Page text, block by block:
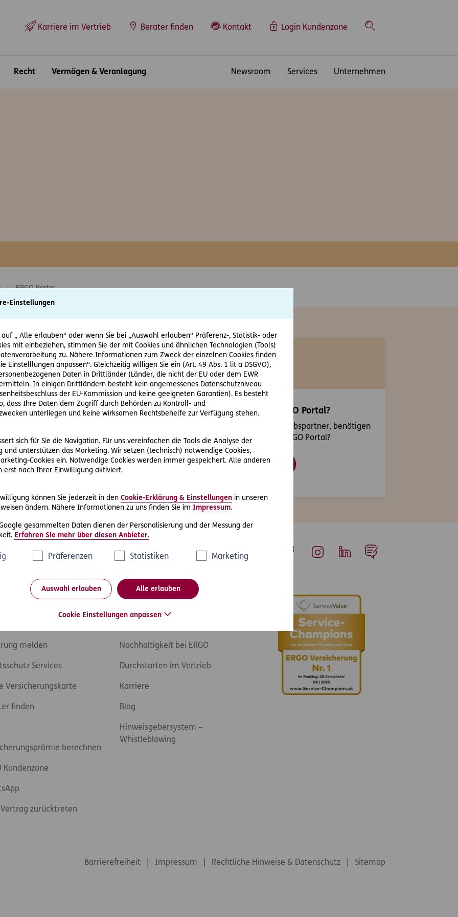
Einstellungen
„ Alle erlauben“ oder wenn Sie bei „Auswahl erlauben“ Präferenz-, Statistik- oder
mit einbeziehen, stimmen Sie der mit Cookies und ähnlichen Technologien (Tools)
zu. Nähere Informationen zum Zweck der einzelnen Cookies finden
Einstelllungen anpassen“. Gleichzeitig willigen Sie ein (Art. 49 Abs. 1 lit a DSGVO),
Daten in Drittländer (Länder, die nicht der EU oder dem EWR
In einigen Drittländern besteht kein angemessenes Datenschutzniveau
der EU-Kommission und keine geeigneten Garantien). Es besteht
dass Ihre Daten dem Zugriff durch Behörden zu Kontroll- und
unterliegen und keine wirksamen Rechtsbehelfe zur Verfügung stehen.
sich für Sie die Navigation. Für uns vereinfachen die Tools die Analyse der
und unterstützen das Marketing. Wir setzen (technisch) notwendige Cookies,
Cookies ein. Notwendige Cookies werden immer gespeichert. Alle anderen
erst nach Ihrer Einwilligung aktiviert.
können Sie jederzeit in den Cookie-Erklärung & Einstellungen in unseren
ändern. Nähere Informationen zu uns finden Sie im Impressum.
gesammelten Daten dienen der Personalisierung und der Messung der
Erfahren Sie mehr über diesen Anbieter.
Präferenzen Statistiken Marketing
Auswahl erlauben Alle erlauben
Cookie Einstellungen anpassen
Karriere im Vertrieb Berater finden Kontakt Login Kundenzone
Suche
Recht Vermögen & Veranlagung Newsroom Services Unternehmen
ERGO Portal
Zugangsdaten ins
Noch kein Zugang zum ERGO Portal?
Sie als Makler oder Agent sind unser Vertriebspartner, benötigen
aber noch einen Zugang zum ERGO Portal?
Zugang anfordern
melden
Services
Versicherungskarte
finden
berechnen
Kundenzone
zurücktreten
Nachhaltigkeit bei ERGO
Durchstarten im Vertrieb
Karriere
Blog
Hinweisgebersystem –
Whistleblowing
Footer-Links
Barrierefreiheit Impressum Rechtliche Hinweise & Datenschutz Sitemap